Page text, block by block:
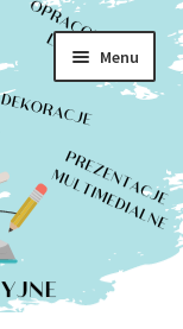
Menu
Rozwiń
menu